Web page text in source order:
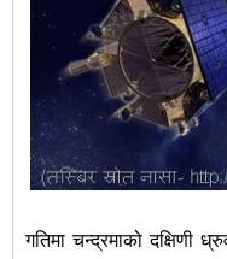
गतिमा चन्द्रमाको दक्षिणी